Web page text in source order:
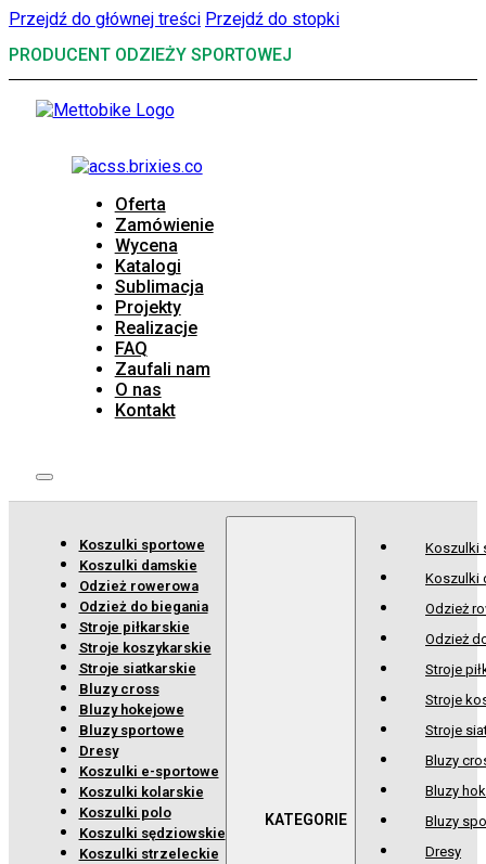
Przejdź do głównej treści Przejdź do stopki
PRODUCENT ODZIEŻY SPORTOWEJ
Oferta
Zamówienie
Wycena
Katalogi
Sublimacja
Projekty
Realizacje
FAQ
Zaufali nam
O nas
Kontakt
Koszulki sportowe
Koszulki damskie
Odzież rowerowa
Odzież do biegania
Stroje piłkarskie
Stroje koszykarskie
Stroje siatkarskie
Bluzy cross
Bluzy hokejowe
Bluzy sportowe
Dresy
Koszulki e-sportowe
Koszulki kolarskie
Koszulki polo
Koszulki sędziowskie
Koszulki strzeleckie
Koszulki
Koszulki
Odzież
Odzież
Stroje
Stroje
Stroje
Bluzy
Bluzy
Bluzy
Dresy